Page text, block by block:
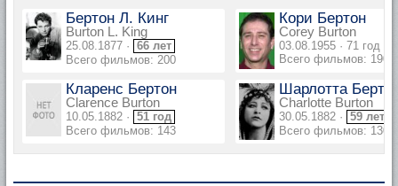
Бертон Л. Кинг
Burton L. King
25.08.1877 · 66 лет
Всего фильмов: 200
Кори Бертон
Corey Burton
03.08.1955 · 71 год
Всего фильмов: 190
Кларенс Бертон
Clarence Burton
10.05.1882 · 51 год
Всего фильмов: 143
Шарлотта
Charlotte Burton
30.05.1882 · 59 лет
Всего фильмов: 130